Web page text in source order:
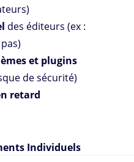
des éditeurs (ex :
et plugins
de sécurité)
retard
Individuels